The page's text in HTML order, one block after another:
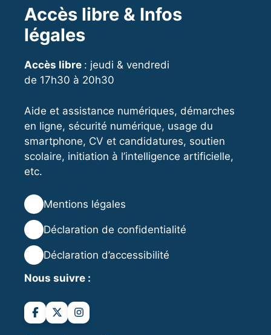
Accès libre & Infos
légales
Accès libre : jeudi & vendredi
de 17h30 à 20h30
Aide et assistance numériques, démarches
en ligne, sécurité numérique, usage du
smartphone, CV et candidatures, soutien
scolaire, initiation à l’intelligence artificielle,
etc.
Mentions légales
Déclaration de confidentialité
Déclaration d’accessibilité
Nous suivre :